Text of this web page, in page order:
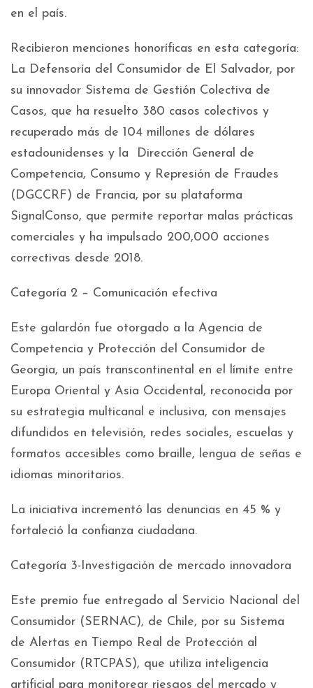
en el país.
Recibieron menciones honoríficas en esta categoría:
La Defensoría del Consumidor de El Salvador, por
su innovador Sistema de Gestión Colectiva de
Casos, que ha resuelto 380 casos colectivos y
recuperado más de 104 millones de dólares
estadounidenses y la Dirección General de
Competencia, Consumo y Represión de Fraudes
(DGCCRF) de Francia, por su plataforma
SignalConso, que permite reportar malas prácticas
comerciales y ha impulsado 200,000 acciones
correctivas desde 2018.
Categoría 2 – Comunicación efectiva
Este galardón fue otorgado a la Agencia de
Competencia y Protección del Consumidor de
Georgia, un país transcontinental en el límite entre
Europa Oriental y Asia Occidental, reconocida por
su estrategia multicanal e inclusiva, con mensajes
difundidos en televisión, redes sociales, escuelas y
formatos accesibles como braille, lengua de señas e
idiomas minoritarios.
La iniciativa incrementó las denuncias en 45 % y
fortaleció la confianza ciudadana.
Categoría 3-Investigación de mercado innovadora
Este premio fue entregado al Servicio Nacional del
Consumidor (SERNAC), de Chile, por su Sistema
de Alertas en Tiempo Real de Protección al
Consumidor (RTCPAS), que utiliza inteligencia
artificial para monitorear riesgos del mercado y